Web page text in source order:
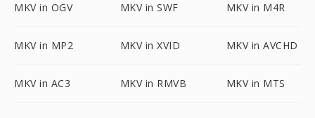
MKV in OGV MKV in SWF MKV in M4R
MKV in MP2 MKV in XVID MKV in AVCHD
MKV in AC3 MKV in RMVB MKV in MTS